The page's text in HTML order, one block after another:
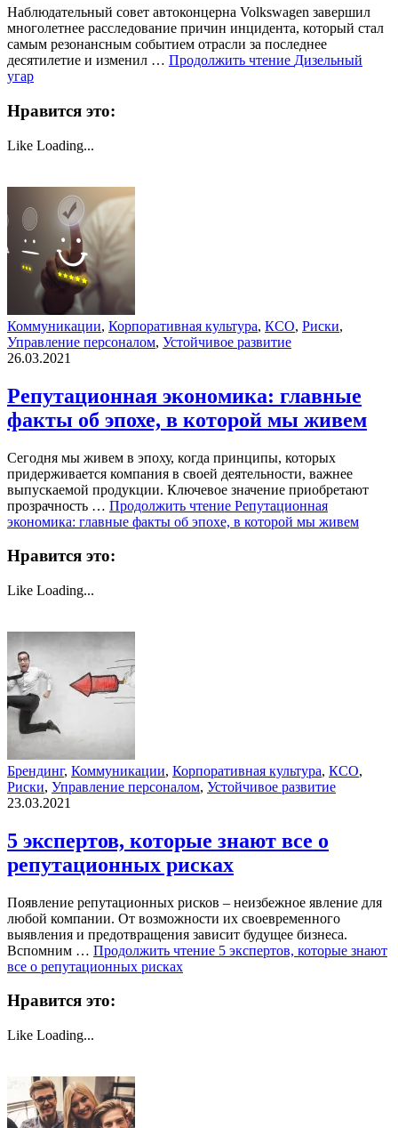
Наблюдательный совет автоконцерна Volkswagen завершил
многолетнее расследование причин инцидента, который стал
самым резонансным событием отрасли за последнее
десятилетие и изменил … Продолжить чтение Дизельный
угар
Нравится это:
Like Loading...
Коммуникации, Корпоративная культура, КСО, Риски,
Управление персоналом, Устойчивое развитие
26.03.2021
Репутационная экономика: главные
факты об эпохе, в которой мы живем
Сегодня мы живем в эпоху, когда принципы, которых
придерживается компания в своей деятельности, важнее
выпускаемой продукции. Ключевое значение приобретают
прозрачность … Продолжить чтение Репутационная
экономика: главные факты об эпохе, в которой мы живем
Нравится это:
Like Loading...
Брендинг, Коммуникации, Корпоративная культура, КСО,
Риски, Управление персоналом, Устойчивое развитие
23.03.2021
5 экспертов, которые знают все о
репутационных рисках
Появление репутационных рисков – неизбежное явление для
любой компании. От возможности их своевременного
выявления и предотвращения зависит будущее бизнеса.
Вспомним … Продолжить чтение 5 экспертов, которые знают
все о репутационных рисках
Нравится это:
Like Loading...